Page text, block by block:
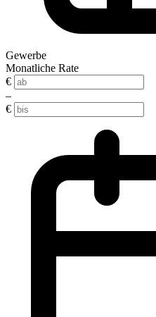
Gewerbe
Monatliche Rate
€
–
€